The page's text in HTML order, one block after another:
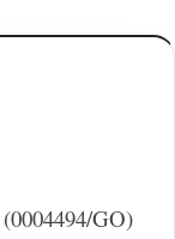
GO)